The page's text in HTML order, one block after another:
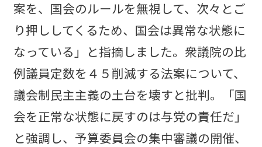
案を、国会のルールを無視して、次々とご
り押ししてくるため、国会は異常な状態に
なっている」と指摘しました。衆議院の比
例議員定数を４５削減する法案について、
議会制民主主義の土台を壊すと批判。「国
会を正常な状態に戻すのは与党の責任だ」
と強調し、予算委員会の集中審議の開催、